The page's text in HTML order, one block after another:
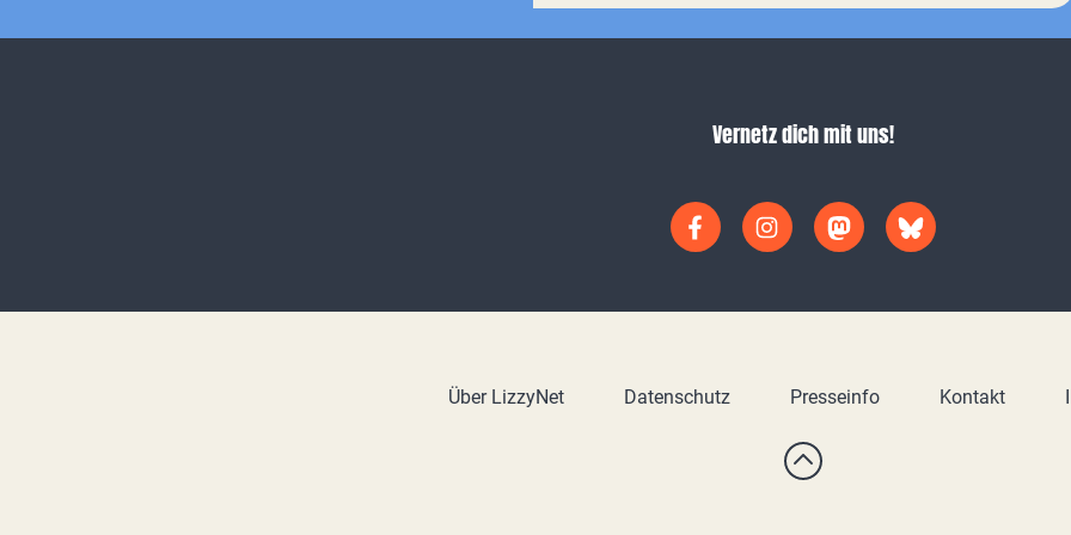
Vernetz dich mit uns!
Über LizzyNet Datenschutz Presseinfo Kontakt